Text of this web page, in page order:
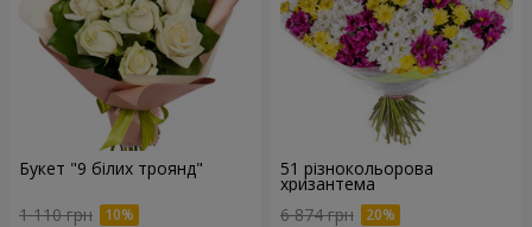
Букет "9 білих троянд"
1 110 грн
51 різнокольорова
хризантема
6 874 грн